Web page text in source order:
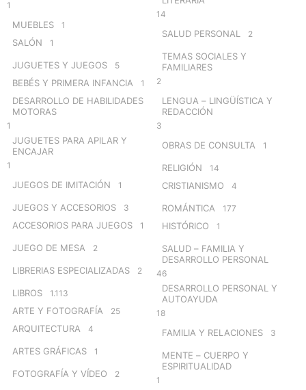
1
MUEBLES 1
SALÓN 1
JUGUETES Y JUEGOS 5
BEBÉS Y PRIMERA INFANCIA 1
DESARROLLO DE HABILIDADES
MOTORAS
1
JUGUETES PARA APILAR Y
ENCAJAR
1
JUEGOS DE IMITACIÓN 1
JUEGOS Y ACCESORIOS 3
ACCESORIOS PARA JUEGOS 1
JUEGO DE MESA 2
LIBRERIAS ESPECIALIZADAS 2
LIBROS 1.113
ARTE Y FOTOGRAFÍA 25
ARQUITECTURA 4
ARTES GRÁFICAS 1
FOTOGRAFÍA Y VÍDEO 2
14
SALUD PERSONAL 2
TEMAS SOCIALES Y
FAMILIARES
2
LENGUA – LINGÜÍSTICA Y
REDACCIÓN
3
OBRAS DE CONSULTA 1
RELIGIÓN 14
CRISTIANISMO 4
ROMÁNTICA 177
HISTÓRICO 1
SALUD – FAMILIA Y
DESARROLLO PERSONAL
46
DESARROLLO PERSONAL Y
AUTOAYUDA
18
FAMILIA Y RELACIONES 3
MENTE – CUERPO Y
ESPIRITUALIDAD
1